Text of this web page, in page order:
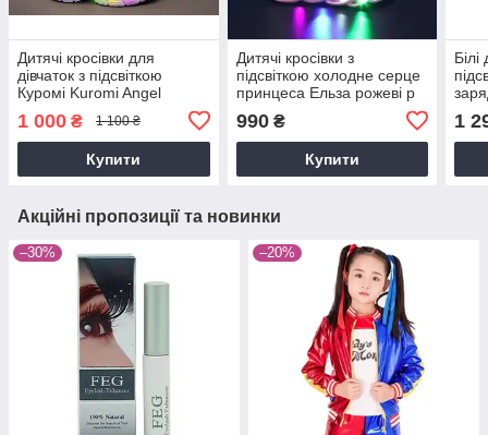
Дитячі кросівки для
дівчаток з підсвіткою
Куромі Kuromi Angel
1 000 ₴ 1 100 ₴
Купити
Дитячі кросівки з
підсвіткою холодне серце
принцеса Ельза рожеві р
990₴
Купити
Білі
1
Акційні пропозиції та новинки
–30% –20%